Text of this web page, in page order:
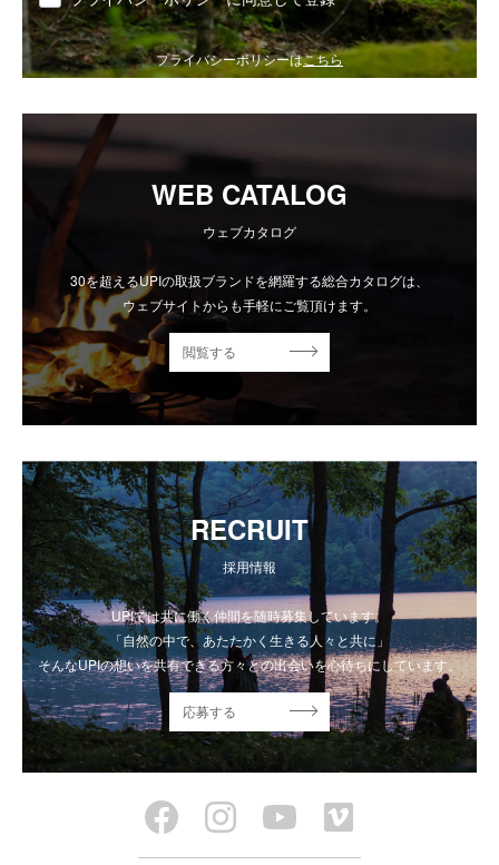
プライバシーポリシーはこちら
WEB CATALOG
ウェブカタログ
30を超えるUPIの取扱ブランドを網羅する総合カタログは、
ウェブサイトからも手軽にご覧頂けます。
閲覧する
RECRUIT
採用情報
UPIでは共に働く仲間を随時募集しています。
「自然の中で、あたたかく生きる人々と共に」
そんなUPIの想いを共有できる方々との出会いを心待ちにしています。
応募する